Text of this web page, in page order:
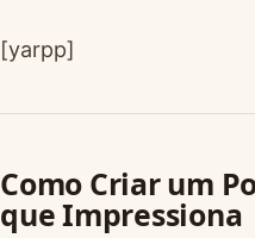
[yarpp]
Como Criar um
que Impressiona